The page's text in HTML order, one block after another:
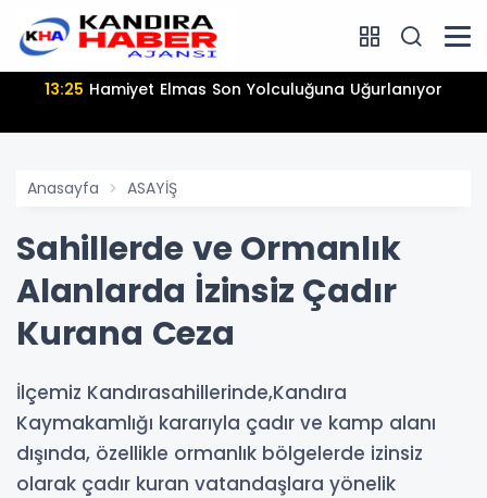
13:25 Hamiyet Elmas Son Yolculuğuna Uğurlanıyor
Anasayfa ASAYİŞ
Sahillerde ve Ormanlık
Alanlarda İzinsiz Çadır
Kurana Ceza
İlçemiz Kandırasahillerinde,Kandıra
Kaymakamlığı kararıyla çadır ve kamp alanı
dışında, özellikle ormanlık bölgelerde izinsiz
olarak çadır kuran vatandaşlara yönelik